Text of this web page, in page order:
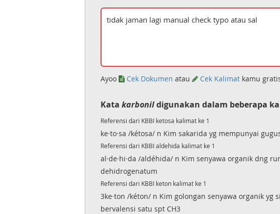
Ayoo Cek Dokumen atau Cek Kalimatkamu
Kata karbonildigunakan dalam beberapa
Referensi dari KBBI ketosa kalimat ke 1
ke·to·sa /kétosa/ n Kim sakarida yg mempunyai
Referensi dari KBBI aldehida kalimat ke 1
al·de·hi·da /aldéhida/ n Kim senyawa organik dng
dehidrogenatum
Referensi dari KBBI keton kalimat ke 1
3ke·ton /kéton/ n Kim golongan senyawa organik yg
bervalensi satu spt CH3